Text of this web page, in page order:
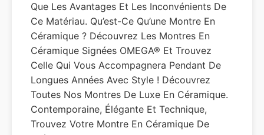
Que Les Avantages Et Les Inconvénients De
Ce Matériau. Qu’est-Ce Qu’une Montre En
Céramique ? Découvrez Les Montres En
Céramique Signées OMEGA® Et Trouvez
Celle Qui Vous Accompagnera Pendant De
Longues Années Avec Style ! Découvrez
Toutes Nos Montres De Luxe En Céramique.
Contemporaine, Élégante Et Technique,
Trouvez Votre Montre En Céramique De